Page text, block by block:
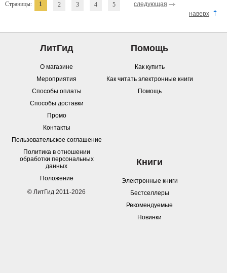
Страницы: 1 2 3 4 5
следующая
наверх
ЛитГид
О магазине
Мероприятия
Способы оплаты
Способы доставки
Промо
Контакты
Пользовательское соглашение
Политика в отношении
обработки персональных
данных
Положение
© ЛитГид 2011-2026
Помощь
Как купить
Как читать электронные книги
Помощь
Книги
Электронные книги
Бестселлеры
Рекомендуемые
Новинки